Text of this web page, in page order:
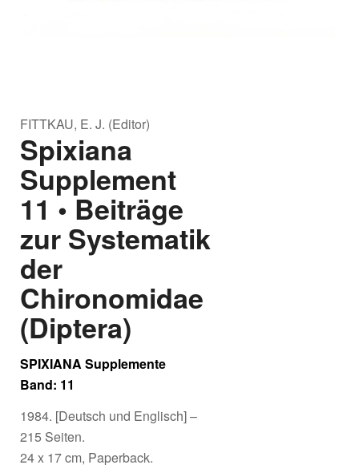
FITTKAU, E. J. (Editor)
Spixiana
Supplement
11 • Beiträge
zur Systematik
der
Chironomidae
(Diptera)
SPIXIANA Supplemente
Band: 11
1984. [Deutsch und Englisch] –
215 Seiten.
24 x 17 cm, Paperback.